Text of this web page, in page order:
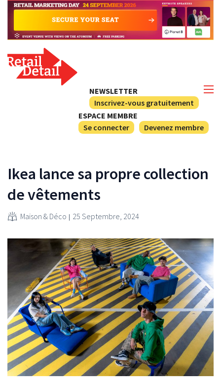
NEWSLETTER
Inscrivez-vous gratuitement
ESPACE MEMBRE
Se connecter
Devenez membre
Ikea lance sa propre collection
de vêtements
Maison & Déco 25 Septembre, 2024